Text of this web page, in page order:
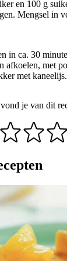
en 100 g
Mengsel in
in ca. 30
afkoelen, met
met kaneelijs.
je van dit